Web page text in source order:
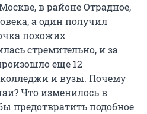
в районе Отрадное,
а один получил
похожих
стремительно, и за
еще 12
и вузы. Почему
Что изменилось в
предотвратить подобное